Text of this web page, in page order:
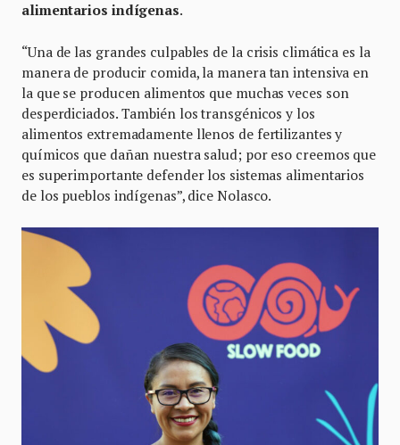
alimentarios indígenas.
“Una de las grandes culpables de la crisis climática es la
manera de producir comida, la manera tan intensiva en
la que se producen alimentos que muchas veces son
desperdiciados. También los transgénicos y los
alimentos extremadamente llenos de fertilizantes y
químicos que dañan nuestra salud; por eso creemos que
es superimportante defender los sistemas alimentarios
de los pueblos indígenas”, dice Nolasco.